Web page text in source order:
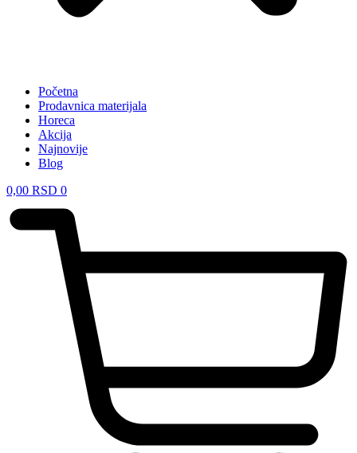
Početna
Prodavnica materijala
Horeca
Akcija
Najnovije
Blog
0,00 RSD 0